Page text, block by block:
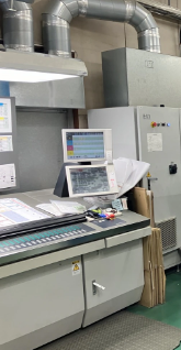
河内エリア
奈良エリア
鳥取エリア
岡山エリア
山口エリア
香川エリア
高知エリア
佐賀エリア
熊本エリア
宮崎エリア